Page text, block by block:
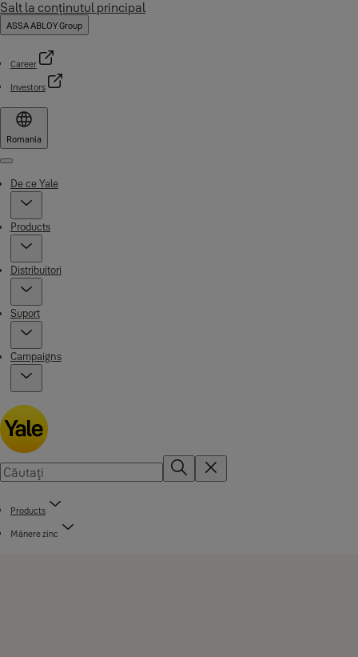
Salt la conţinutul principal
ASSA ABLOY Group
Career
Investors
Romania
Menu
De ce Yale
Products
Distribuitori
Suport
Campaigns
Products
Mânere zinc